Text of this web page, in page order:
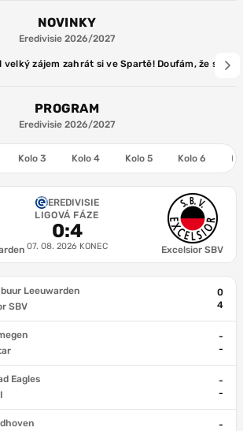
NOVINKY
Eredivisie 2026/2027
velký zájem zahrát si ve Spartě! Doufám, že se mi
PROGRAM
Eredivisie 2026/2027
Kolo 3 Kolo 4 Kolo 5 Kolo 6
EREDIVISIE
LIGOVÁ FÁZE
0:4
07. 08. 2026 KONEC Excelsior SBV
Leeuwarden
SBV
0
4
-
-
Eagles
-
-
-